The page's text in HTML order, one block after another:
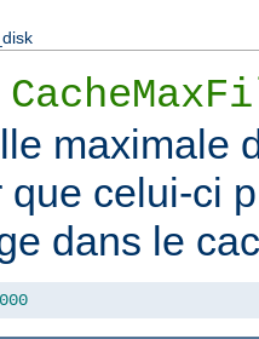
maximale
que celui-ci
dans le